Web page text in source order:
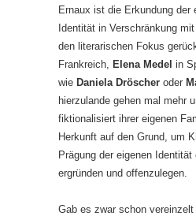
Ernaux ist die Erkundung der
Identität in Verschränkung
den literarischen Fokus
Frankreich, Elena Medel in
wie Daniela Dröscher oder
hierzulande gehen mal mehr
fiktionalisiert ihrer eigenen
Herkunft auf den Grund, um
Prägung der eigenen
ergründen und offenzulegen.
Gab es zwar schon